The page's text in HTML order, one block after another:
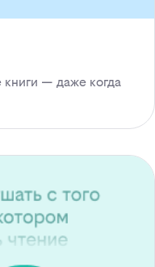
книги — даже когда